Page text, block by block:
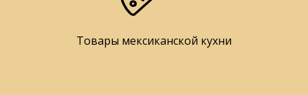
Товары мексиканской кухни